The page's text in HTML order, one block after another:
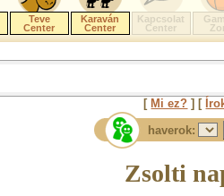
Teve
Center
Karaván
Center
Kapcsolat
Center
[ Mi ez? ] [
haverok:
Zsolti